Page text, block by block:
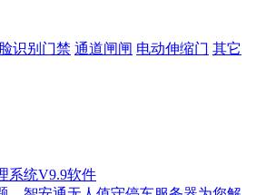
识别门禁 通道闸闸 电动伸缩门 其它
系统V9.9软件